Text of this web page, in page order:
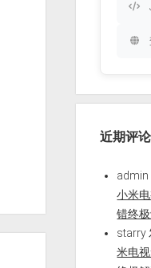
近期评论
admin
小米
错终极
starry
米电